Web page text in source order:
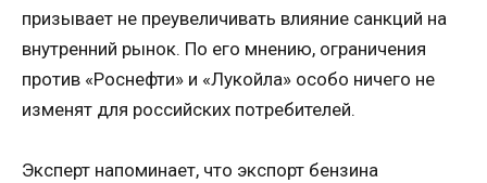
призывает не преувеличивать влияние санкций на
внутренний рынок. По его мнению, ограничения
против «Роснефти» и «Лукойла» особо ничего не
изменят для российских потребителей.
Эксперт напоминает, что экспорт бензина